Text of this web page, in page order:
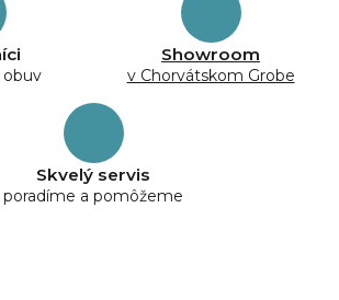
obuv
Showroom
v Chorvátskom Grobe
Skvelý servis
poradíme a pomôžeme